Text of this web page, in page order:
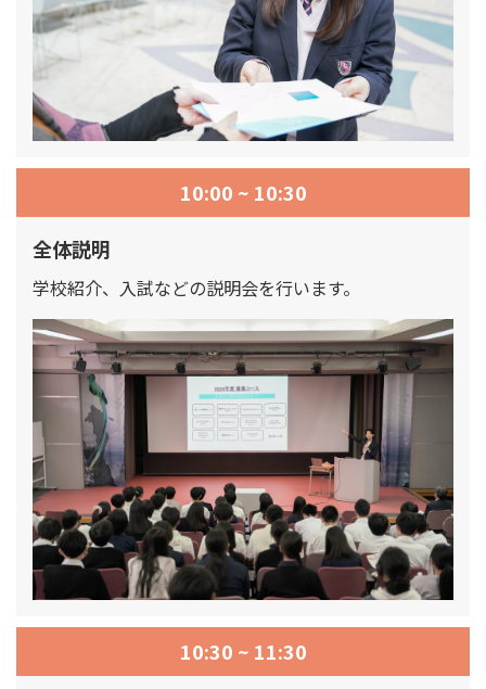
10:00 ~ 10:30
全体説明
学校紹介、入試などの説明会を行います。
10:30 ~ 11:30